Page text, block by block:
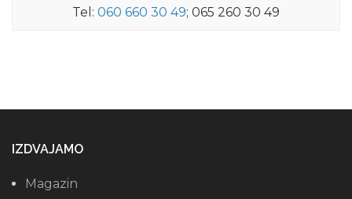
Tel: 060 660 30 49; 065 260 30 49
IZDVAJAMO
Magazin